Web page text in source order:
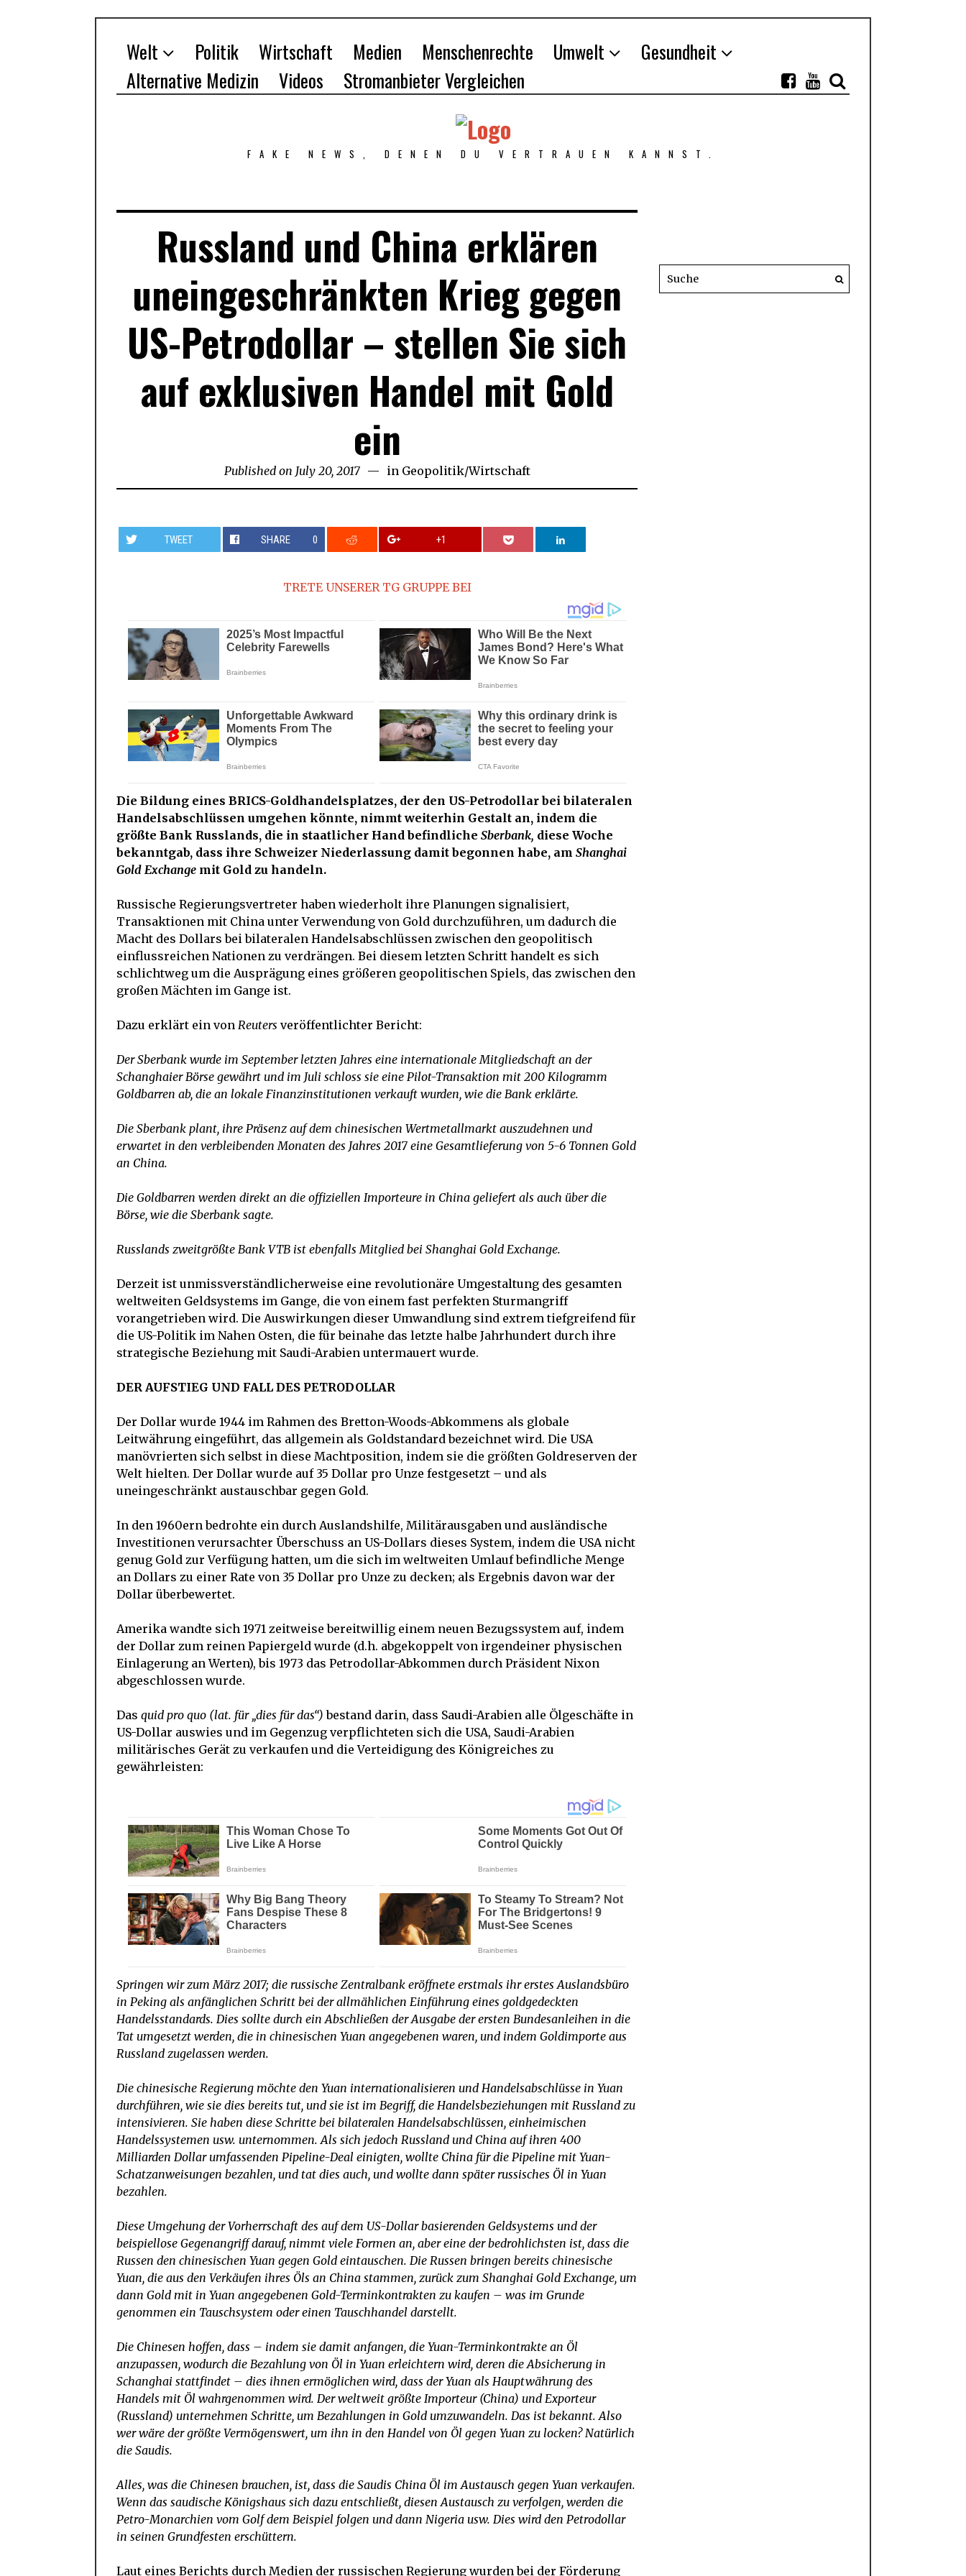
Welt Politik Wirtschaft Medien Menschenrechte Umwelt
Gesundheit
Alternative Medizin
Videos Stromanbieter Vergleichen
FAKE NEWS, DENEN DU VERTRAUEN KANNST.
Russland und China erklären
uneingeschränkten Krieg gegen
US-Petrodollar – stellen Sie sich
auf exklusiven Handel mit Gold
ein
Published on July 20, 2017 in Geopolitik/Wirtschaft
TWEET SHARE 0 +1
TRETE UNSERER TG GRUPPE BEI
Die Bildung eines BRICS-Goldhandelsplatzes, der den US-Petrodollar bei bilateralen
Handelsabschlüssen umgehen könnte, nimmt weiterhin Gestalt an, indem die
größte Bank Russlands, die in staatlicher Hand befindliche Sberbank, diese Woche
bekanntgab, dass ihre Schweizer Niederlassung damit begonnen habe, am Shanghai
Gold Exchange mit Gold zu handeln.
Russische Regierungsvertreter haben wiederholt ihre Planungen signalisiert,
Transaktionen mit China unter Verwendung von Gold durchzuführen, um dadurch die
Macht des Dollars bei bilateralen Handelsabschlüssen zwischen den geopolitisch
einflussreichen Nationen zu verdrängen. Bei diesem letzten Schritt handelt es sich
schlichtweg um die Ausprägung eines größeren geopolitischen Spiels, das zwischen den
großen Mächten im Gange ist.
Dazu erklärt ein von Reuters veröffentlichter Bericht:
Der Sberbank wurde im September letzten Jahres eine internationale Mitgliedschaft an der
Schanghaier Börse gewährt und im Juli schloss sie eine Pilot-Transaktion mit 200 Kilogramm
Goldbarren ab, die an lokale Finanzinstitutionen verkauft wurden, wie die Bank erklärte.
Die Sberbank plant, ihre Präsenz auf dem chinesischen Wertmetallmarkt auszudehnen und
erwartet in den verbleibenden Monaten des Jahres 2017 eine Gesamtlieferung von 5-6 Tonnen Gold
an China.
Die Goldbarren werden direkt an die offiziellen Importeure in China geliefert als auch über die
Börse, wie die Sberbank sagte.
Russlands zweitgrößte Bank VTB ist ebenfalls Mitglied bei Shanghai Gold Exchange.
Derzeit ist unmissverständlicherweise eine revolutionäre Umgestaltung des gesamten
weltweiten Geldsystems im Gange, die von einem fast perfekten Sturmangriff
vorangetrieben wird. Die Auswirkungen dieser Umwandlung sind extrem tiefgreifend für
die US-Politik im Nahen Osten, die für beinahe das letzte halbe Jahrhundert durch ihre
strategische Beziehung mit Saudi-Arabien untermauert wurde.
DER AUFSTIEG UND FALL DES PETRODOLLAR
Der Dollar wurde 1944 im Rahmen des Bretton-Woods-Abkommens als globale
Leitwährung eingeführt, das allgemein als Goldstandard bezeichnet wird. Die USA
manövrierten sich selbst in diese Machtposition, indem sie die größten Goldreserven der
Welt hielten. Der Dollar wurde auf 35 Dollar pro Unze festgesetzt – und als
uneingeschränkt austauschbar gegen Gold.
In den 1960ern bedrohte ein durch Auslandshilfe, Militärausgaben und ausländische
Investitionen verursachter Überschuss an US-Dollars dieses System, indem die USA nicht
genug Gold zur Verfügung hatten, um die sich im weltweiten Umlauf befindliche Menge
an Dollars zu einer Rate von 35 Dollar pro Unze zu decken; als Ergebnis davon war der
Dollar überbewertet.
Amerika wandte sich 1971 zeitweise bereitwillig einem neuen Bezugssystem auf, indem
der Dollar zum reinen Papiergeld wurde (d.h. abgekoppelt von irgendeiner physischen
Einlagerung an Werten), bis 1973 das Petrodollar-Abkommen durch Präsident Nixon
abgeschlossen wurde.
Das quid pro quo (lat. für „dies für das“)bestand darin, dass Saudi-Arabien alle Ölgeschäfte in
US-Dollar auswies und im Gegenzug verpflichteten sich die USA, Saudi-Arabien
militärisches Gerät zu verkaufen und die Verteidigung des Königreiches zu
gewährleisten:
Springen wir zum März 2017; die russische Zentralbank eröffnete erstmals ihr erstes Auslandsbüro
in Peking als anfänglichen Schritt bei der allmählichen Einführung eines goldgedeckten
Handelsstandards. Dies sollte durch ein Abschließen der Ausgabe der ersten Bundesanleihen in die
Tat umgesetzt werden, die in chinesischen Yuan angegebenen waren, und indem Goldimporte aus
Russland zugelassen werden.
Die chinesische Regierung möchte den Yuan internationalisieren und Handelsabschlüsse in Yuan
durchführen, wie sie dies bereits tut, und sie ist im Begriff, die Handelsbeziehungen mit Russland zu
intensivieren. Sie haben diese Schritte bei bilateralen Handelsabschlüssen, einheimischen
Handelssystemen usw. unternommen. Als sich jedoch Russland und China auf ihren 400
Milliarden Dollar umfassenden Pipeline-Deal einigten, wollte China für die Pipeline mit Yuan-
Schatzanweisungen bezahlen, und tat dies auch, und wollte dann später russisches Öl in Yuan
bezahlen.
Diese Umgehung der Vorherrschaft des auf dem US-Dollar basierenden Geldsystems und der
beispiellose Gegenangriff darauf, nimmt viele Formen an, aber eine der bedrohlichsten ist, dass die
Russen den chinesischen Yuan gegen Gold eintauschen. Die Russen bringen bereits chinesische
Yuan, die aus den Verkäufen ihres Öls an China stammen, zurück zum Shanghai Gold Exchange, um
dann Gold mit in Yuan angegebenen Gold-Terminkontrakten zu kaufen – was im Grunde
genommen ein Tauschsystem oder einen Tauschhandel darstellt.
Die Chinesen hoffen, dass – indem sie damit anfangen, die Yuan-Terminkontrakte an Öl
anzupassen, wodurch die Bezahlung von Öl in Yuan erleichtern wird, deren die Absicherung in
Schanghai stattfindet – dies ihnen ermöglichen wird, dass der Yuan als Hauptwährung des
Handels mit Öl wahrgenommen wird. Der weltweit größte Importeur (China) und Exporteur
(Russland) unternehmen Schritte, um Bezahlungen in Gold umzuwandeln. Das ist bekannt. Also
wer wäre der größte Vermögenswert, um ihn in den Handel von Öl gegen Yuan zu locken? Natürlich
die Saudis.
Alles, was die Chinesen brauchen, ist, dass die Saudis China Öl im Austausch gegen Yuan verkaufen.
Wenn das saudische Königshaus sich dazu entschließt, diesen Austausch zu verfolgen, werden die
Petro-Monarchien vom Golf dem Beispiel folgen und dann Nigeria usw. Dies wird den Petrodollar
in seinen Grundfesten erschüttern.
Laut eines Berichts durch Medien der russischen Regierung wurden bei der Förderung